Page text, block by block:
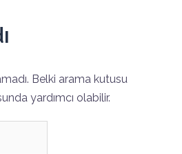
Belki arama kutusu
yardımcı olabilir.